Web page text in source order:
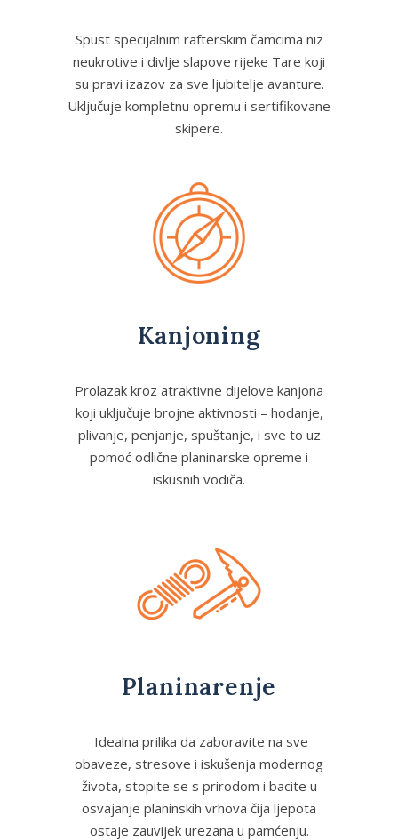
Spust specijalnim rafterskim čamcima niz
neukrotive i divlje slapove rijeke Tare koji
su pravi izazov za sve ljubitelje avanture.
Uključuje kompletnu opremu i sertifikovane
skipere.
Kanjoning
Prolazak kroz atraktivne dijelove kanjona
koji uključuje brojne aktivnosti – hodanje,
plivanje, penjanje, spuštanje, i sve to uz
pomoć odlične planinarske opreme i
iskusnih vodiča.
Planinarenje
Idealna prilika da zaboravite na sve
obaveze, stresove i iskušenja modernog
života, stopite se s prirodom i bacite u
osvajanje planinskih vrhova čija ljepota
ostaje zauvijek urezana u pamćenju.